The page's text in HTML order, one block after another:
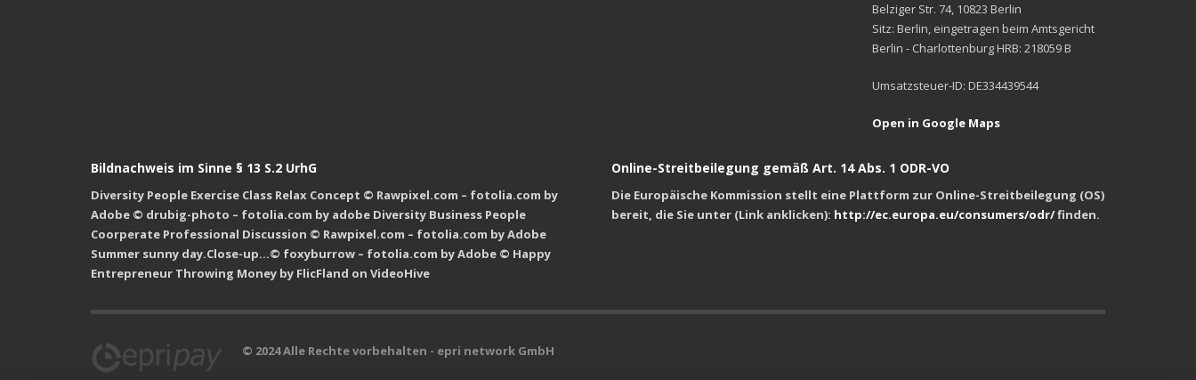
Belziger Str. 74, 10823 Berlin
Sitz: Berlin, eingetragen beim Amtsgericht
Berlin - Charlottenburg HRB: 218059 B
Umsatzsteuer-ID: DE334439544
Open in Google Maps
Bildnachweis im Sinne § 13 S.2 UrhG
Diversity People Exercise Class Relax Concept © Rawpixel.com – fotolia.com by
Adobe © drubig-photo – fotolia.com by adobe Diversity Business People
Coorperate Professional Discussion © Rawpixel.com – fotolia.com by Adobe
Summer sunny day.Close-up…© foxyburrow – fotolia.com by Adobe © Happy
Entrepreneur Throwing Money by FlicFland on VideoHive
Online-Streitbeilegung gemäß Art. 14 Abs. 1 ODR-VO
Die Europäische Kommission stellt eine Plattform zur Online-Streitbeilegung (OS)
bereit, die Sie unter (Link anklicken): http://ec.europa.eu/consumers/odr/finden.
© 2024 Alle Rechte vorbehalten - epri network GmbH